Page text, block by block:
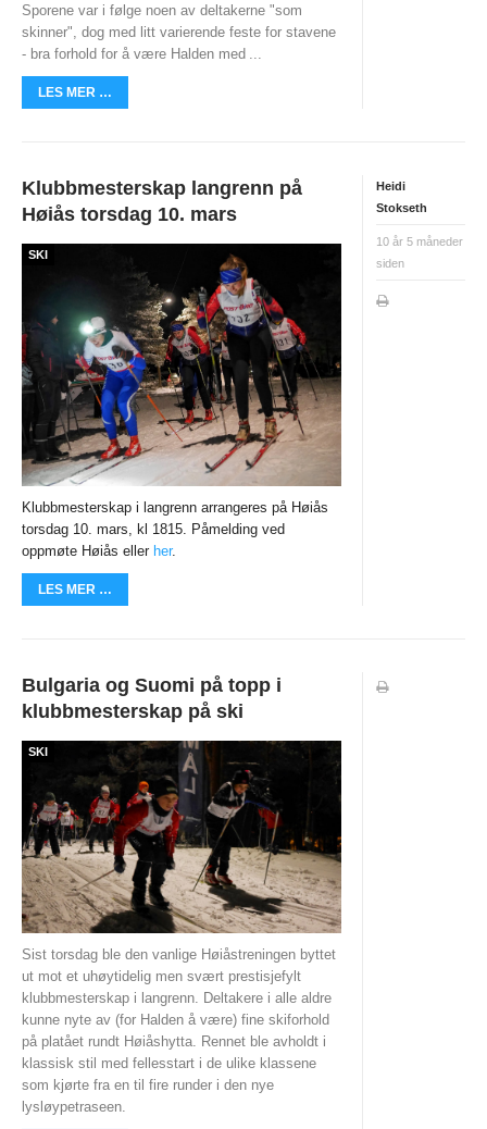
Night & Day 2012/2013
Night & Day 2011/2012
Day 2009/2010
Day 2008/2009
2007/2008
2006/2007
ANDRE/UTGÅTTE ARRANGEMENTER
Unionsmatchen
NM natt 2010
Camp Norway
O-NM 2017
HA-karusellen
Høiåssuget
Historie
Veteranmesterskapet
HØIÅS
NYHETER
UTLEIE
VAKTLISTE
ENGLISH
Sporene var i følge noen av deltakerne "som
skinner", dog med litt varierende feste for stavene
- bra forhold for å være Halden med
LES MER …
Klubbmesterskap langrenn på
Høiås torsdag 10. mars
SKI
Klubbmesterskap i langrenn arrangeres på Høiås
torsdag 10. mars, kl 1815. Påmelding ved
oppmøte Høiås eller her.
LES MER …
Heidi
Stokseth
10 år 5 måneder
siden
Bulgaria og Suomi på topp i
klubbmesterskap på ski
SKI
Sist torsdag ble den vanlige Høiåstreningen byttet
ut mot et uhøytidelig men svært prestisjefylt
klubbmesterskap i langrenn. Deltakere i alle aldre
kunne nyte av (for Halden å være) fine skiforhold
på platået rundt Høiåshytta. Rennet ble avholdt i
klassisk stil med fellesstart i de ulike klassene
som kjørte fra en til fire runder i den nye
lysløypetraseen.